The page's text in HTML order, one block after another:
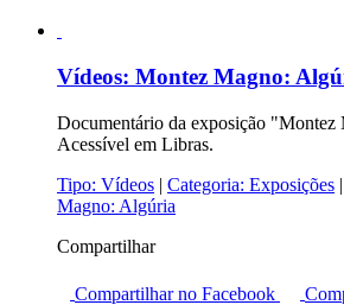
Vídeos: Montez Magno:
Documentário da exposição
Acessível em Libras.
Tipo: Vídeos | Categoria: Exposições |
Magno: Algúria
Compartilhar
Compartilhar no Facebook